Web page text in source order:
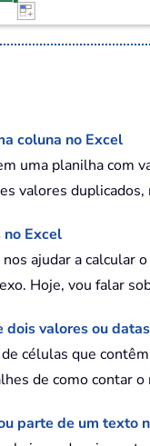
coluna no Excel
uma planilha com
valores
Excel
nos ajudar a
Hoje, vou falar
valores ou
células que
de como contar
parte de um texto